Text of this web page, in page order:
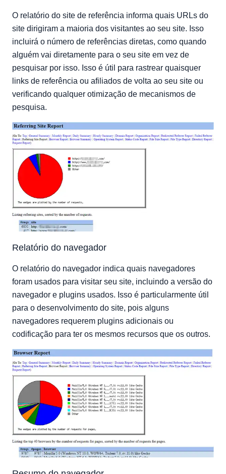
O relatório do site de referência informa quais URLs do
site dirigiram a maioria dos visitantes ao seu site. Isso
incluirá o número de referências diretas, como quando
alguém vai diretamente para o seu site em vez de
pesquisar por isso. Isso é útil para rastrear quaisquer
links de referência ou afiliados de volta ao seu site ou
verificando qualquer otimização de mecanismos de
pesquisa.
Relatório do navegador
O relatório do navegador indica quais navegadores
foram usados para visitar seu site, incluindo a versão do
navegador e plugins usados. Isso é particularmente útil
para o desenvolvimento do site, pois alguns
navegadores requerem plugins adicionais ou
codificação para ter os mesmos recursos que os outros.